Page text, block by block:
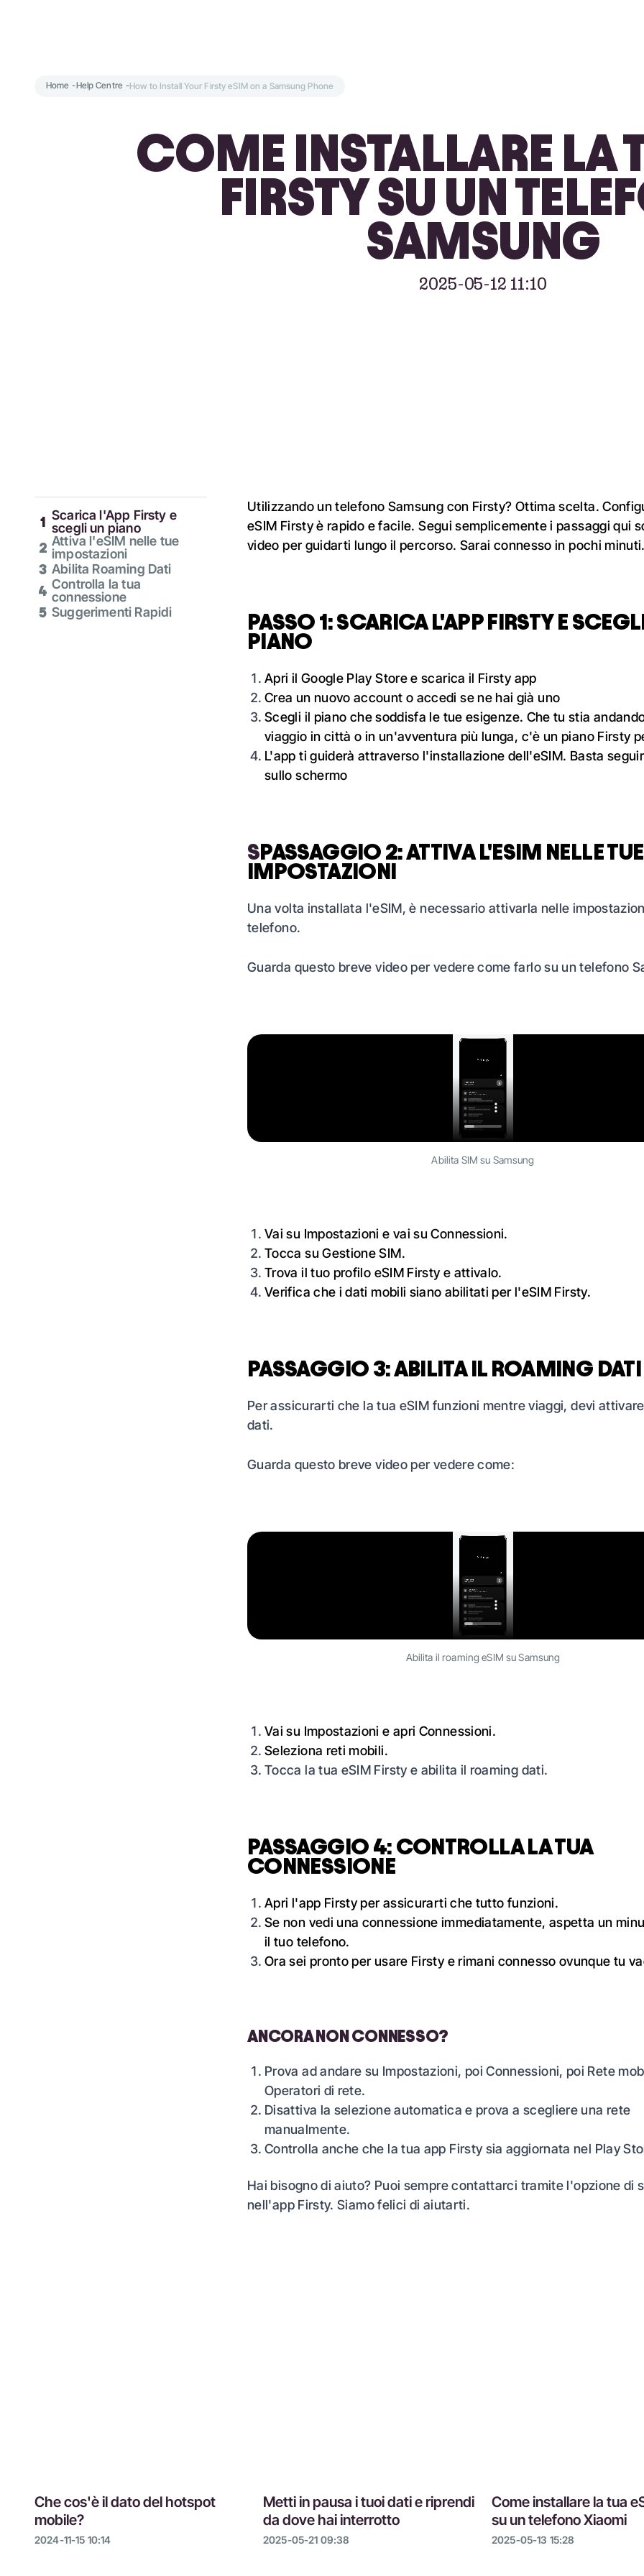
Home -Help Centre -How to Install Your Firsty eSIM on a Samsung Phone
COME INSTALLARE LA
FIRSTY SU UN
SAMSUNG
2025-05-12 11:10
1 Scarica l'App Firsty e
scegli un piano
2 Attiva l'eSIM nelle tue
impostazioni
3 Abilita Roaming Dati
4 Controlla la tua
connessione
5 Suggerimenti Rapidi
Utilizzando un telefono Samsung con Firsty? Ottima scelta.
eSIM Firsty è rapido e facile. Segui semplicemente i passaggi qui
video per guidarti lungo il percorso. Sarai connesso in pochi minuti.
PASSO 1: SCARICA L'APP FIRSTY E
PIANO
Apri il Google Play Store e scarica il Firsty app
Crea un nuovo account o accedi se ne hai già uno
Scegli il piano che soddisfa le tue esigenze. Che tu stia
viaggio in città o in un'avventura più lunga, c'è un piano Firsty
L'app ti guiderà attraverso l'installazione dell'eSIM. Basta
sullo schermo
SPASSAGGIO 2: ATTIVA L'ESIM NELLE TUE
IMPOSTAZIONI
Una volta installata l'eSIM, è necessario attivarla nelle
telefono.
Guarda questo breve video per vedere come farlo su un telefono
Abilita SIM su Samsung
Vai su Impostazioni e vai su Connessioni.
Tocca su Gestione SIM.
Trova il tuo profilo eSIM Firsty e attivalo.
Verifica che i dati mobili siano abilitati per l'eSIM Firsty.
PASSAGGIO 3: ABILITA IL ROAMING DATI
Per assicurarti che la tua eSIM funzioni mentre viaggi, devi
dati.
Guarda questo breve video per vedere come:
Abilita il roaming eSIM su Samsung
Vai su Impostazioni e apri Connessioni.
Seleziona reti mobili.
Tocca la tua eSIM Firsty e abilita il roaming dati.
PASSAGGIO 4: CONTROLLA LA TUA
CONNESSIONE
Apri l'app Firsty per assicurarti che tutto funzioni.
Se non vedi una connessione immediatamente, aspetta un
il tuo telefono.
Ora sei pronto per usare Firstye rimani connesso ovunque tu
ANCORA NON CONNESSO?
Prova ad andare su Impostazioni, poi Connessioni, poi Rete
Operatori di rete.
Disattiva la selezione automatica e prova a scegliere una rete
manualmente.
Controlla anche che la tua app Firsty sia aggiornata nel Play
Hai bisogno di aiuto? Puoi sempre contattarci tramite l'opzione di
nell'app Firsty. Siamo felici di aiutarti.
Che cos'è il dato del hotspot
mobile?
2024-11-15 10:14
Metti in pausa i tuoi dati e riprendi
da dove hai interrotto
2025-05-21 09:38
Come installare la tua
su un telefono Xiaomi
2025-05-13 15:28